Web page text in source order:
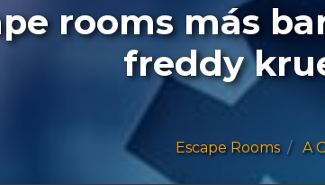
rooms más
freddy
Escape Rooms A